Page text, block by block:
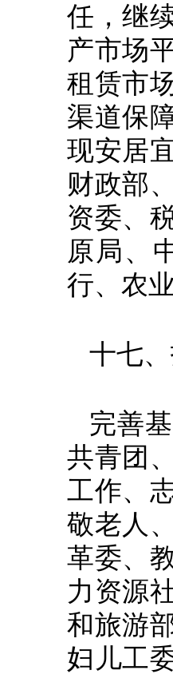
任，继
产市场
租赁市
渠道保
现安居
财政部
资委、
原局、
行、农
十七
完善
共青团
工作、
敬老人
革委、
力资源
和旅游
妇儿工